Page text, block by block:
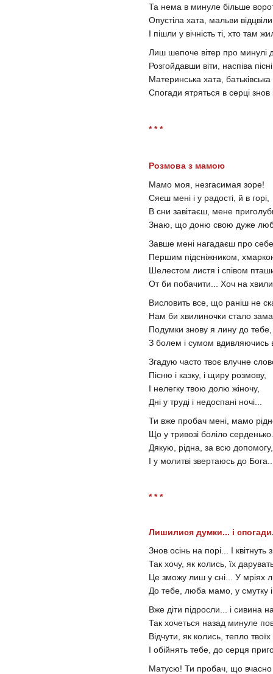
Та нема в минуле більше
Опустіла хата, мальви
І пішли у вічність ті, хто там
Лиш шепоче вітер про минулі
Розгойдавши віти, наспіва
Материнська хата,
Спогади ятряться в серці знов
* * *
Розмова з мамою
Мамо моя, незгасимая зоре!
Сяєш мені і у радості, й в горі,
В сни завітаєш, мене
Знаю, що доню свою дуже
Завше мені нагадаєш про
Першим підсніжником,
Шелестом листя і співом
От би побачити... Хоч на
Висловить все, що раніш не
Нам би хвилиночки стало
Подумки знову я лину до тебе,
З болем і сумом вдивляючись
Згадую часто твоє влучне
Пісню і казку, і щиру розмову,
І нелегку твою долю жіночу,
Дні у труді і недоспані ночі...
Ти вже пробач мені, мамо
Що у тривозі боліло
Дякую, рідна, за всю допомогу,
І у молитві звертаюсь до
* * *
Лишилися думки... і
Знов осінь на порі... І
Так хочу, як колись, їх
Це зможу лиш у сні... У мріях
До тебе, люба мамо, у смутку і
Вже діти підросли... і сивина
Так хочеться назад минуле
Відчути, як колись, тепло
І обійнять тебе, до серця
Матусю! Ти пробач, що вчасно